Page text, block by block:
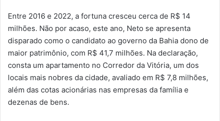
Entre 2016 e 2022, a fortuna cresceu cerca de R$ 14
milhões. Não por acaso, este ano, Neto se apresenta
disparado como o candidato ao governo da Bahia dono de
maior patrimônio, com R$ 41,7 milhões. Na declaração,
consta um apartamento no Corredor da Vitória, um dos
locais mais nobres da cidade, avaliado em R$ 7,8 milhões,
além das cotas acionárias nas empresas da família e
dezenas de bens.